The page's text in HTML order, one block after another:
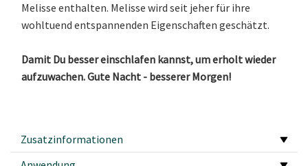
Melisse enthalten. Melisse wird seit jeher für ihre
wohltuend entspannenden Eigenschaften geschätzt.
Damit Du besser einschlafen kannst, um erholt wieder
aufzuwachen. Gute Nacht - besserer Morgen!
Zusatzinformationen